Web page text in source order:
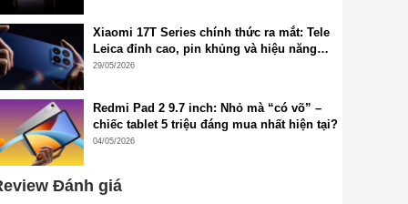
Xiaomi 17T Series chính thức ra mắt: Tele
Leica đỉnh cao, pin khủng và hiệu năng
flagship thế hệ mới
29/05/2026
Redmi Pad 2 9.7 inch: Nhỏ mà “có võ” –
chiếc tablet 5 triệu đáng mua nhất hiện tại?
04/05/2026
Đánh giá